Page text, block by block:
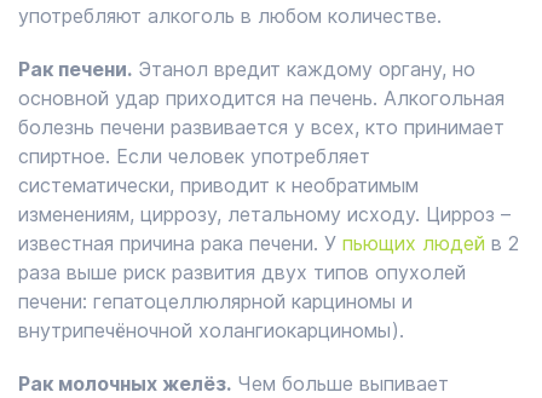
употребляют алкоголь в любом количестве.
Рак печени. Этанол вредит каждому органу, но
основной удар приходится на печень. Алкогольная
болезнь печени развивается у всех, кто принимает
спиртное. Если человек употребляет
систематически, приводит к необратимым
изменениям, циррозу, летальному исходу. Цирроз –
известная причина рака печени. У пьющих людей в 2
раза выше риск развития двух типов опухолей
печени: гепатоцеллюлярной карциномы и
внутрипечёночной холангиокарциномы).
Рак молочных желёз. Чем больше выпивает